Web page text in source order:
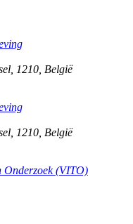
1210 België
1210 België
Onderzoek (VITO)